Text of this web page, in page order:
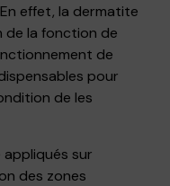
effet, la dermatite
de la fonction de
de
pour
de les
sur
des zones